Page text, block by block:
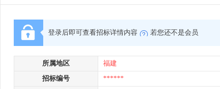
登录后即可查看招标详情内容 若您还不是会员
所属地区 福建
招标编号 ******